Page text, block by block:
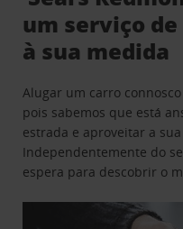
um serviço
à sua medida
Alugar um carro
pois sabemos que está
estrada e aproveitar a
Independentemente do
espera para descobrir o